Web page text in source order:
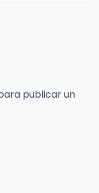
publicar un